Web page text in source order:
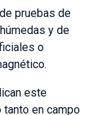
pruebas de
y de
o
este
en campo